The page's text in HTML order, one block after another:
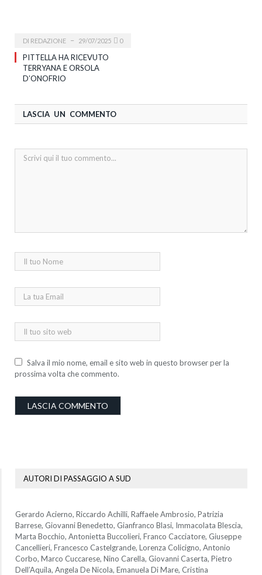
DI REDAZIONE 29/07/2025 0
PITTELLA HA RICEVUTO
TERRYANA E ORSOLA
D’ONOFRIO
LASCIA UN COMMENTO
Salva il mio nome, email e sito web in questo browser per la
prossima volta che commento.
AUTORI DI PASSAGGIO A SUD
Gerardo Acierno, Riccardo Achilli, Raffaele Ambrosio, Patrizia
Barrese, Giovanni Benedetto, Gianfranco Blasi, Immacolata Blescia,
Marta Bocchio, Antonietta Buccolieri, Franco Cacciatore, Giuseppe
Cancellieri, Francesco Castelgrande, Lorenza Colicigno, Antonio
Corbo, Marco Cuccarese, Nino Carella, Giovanni Caserta, Pietro
Dell’Aquila, Angela De Nicola, Emanuela Di Mare, Cristina